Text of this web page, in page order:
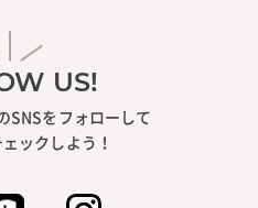
US!
SNSをフォローして
ックしよう！